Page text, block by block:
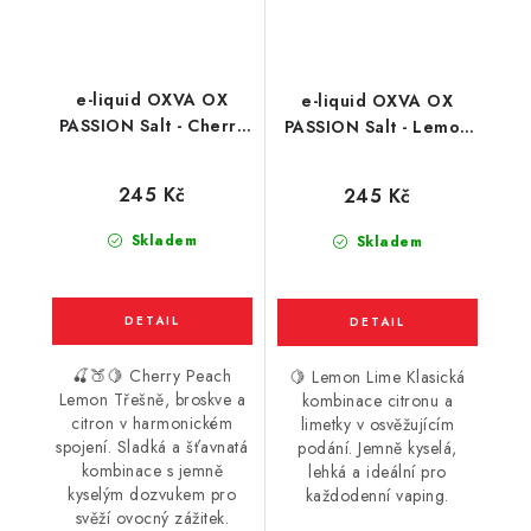
e-liquid OXVA OX
PASSION Salt - Cherry
Skladem
245 Kč
🍒🍑🍋 Cherry Peach
Lemon Třešně, broskve a
citron v harmonickém
spojení. Sladká a šťavnatá
kombinace s jemně
kyselým dozvukem pro
svěží ovocný zážitek.
e-liquid OXVA OX
PASSION Salt - Lemon
Skladem
245 Kč
🍋 Lemon Lime Klasická
kombinace citronu a
limetky v osvěžujícím
podání. Jemně kyselá,
lehká a ideální pro
každodenní vaping.